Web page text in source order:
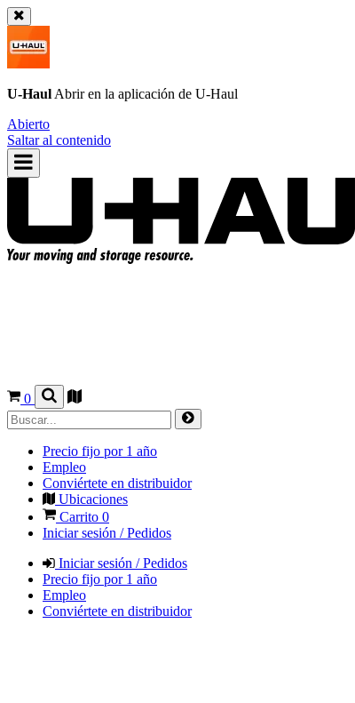
U-Haul Abrir en la aplicación de U-Haul
Abierto
Saltar al contenido
0
Precio fijo por 1 año
Empleo
Conviértete en distribuidor
Ubicaciones
Carrito 0
Iniciar sesión / Pedidos
Iniciar sesión / Pedidos
Precio fijo por 1 año
Empleo
Conviértete en distribuidor